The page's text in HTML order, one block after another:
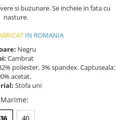
si buzunare. Se incheie in fata cu
nasture.
IN ROMANIA
Negru
Cambrat
poliester, 3% spandex. Captuseala:
acetat.
Stofa uni
Marime:
36 40